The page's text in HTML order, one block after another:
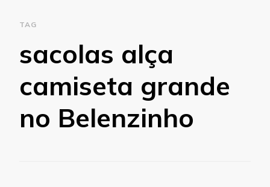
TAG
sacolas alça
camiseta grande
no Belenzinho